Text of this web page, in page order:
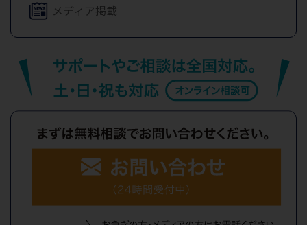
メディア掲載